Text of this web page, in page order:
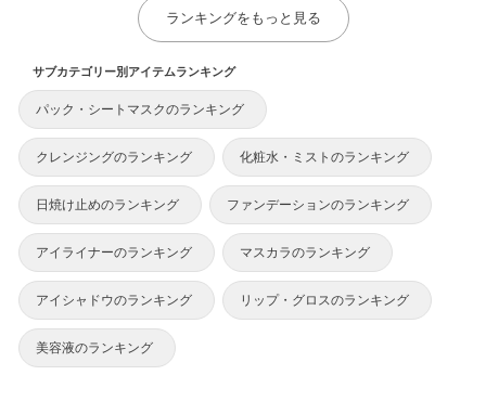
ランキングをもっと見る
サブカテゴリー別アイテムランキング
パック・シートマスクのランキング
クレンジングのランキング 化粧水・ミストのランキング
日焼け止めのランキング ファンデーションのランキング
アイライナーのランキング マスカラのランキング
アイシャドウのランキング リップ・グロスのランキング
美容液のランキング